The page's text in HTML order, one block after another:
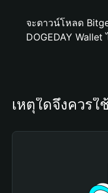
จะดาวน์โหลด
DOGEDAY Wallet
เหตุใดจึงควรใ